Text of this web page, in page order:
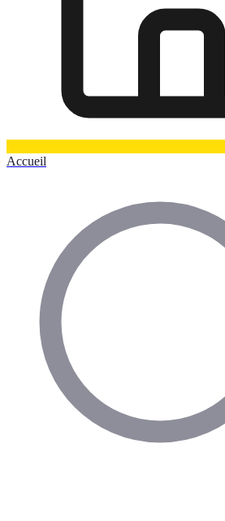
Accueil